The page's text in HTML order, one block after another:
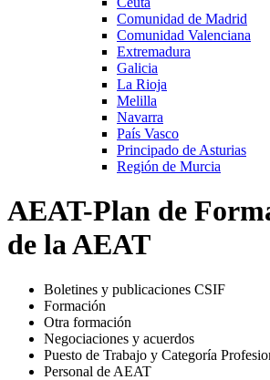
Comunidad de Madrid
Comunidad Valenciana
Extremadura
Galicia
La Rioja
Melilla
Navarra
País Vasco
Principado de Asturias
Región de Murcia
AEAT-Plan de
de la AEAT
Boletines y publicaciones CSIF
Formación
Otra formación
Negociaciones y acuerdos
Puesto de Trabajo y Categoría
Personal de AEAT